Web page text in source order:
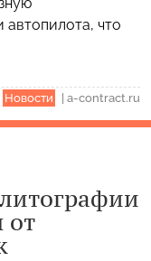
автопилота, что
Новости a-contract.ru
от